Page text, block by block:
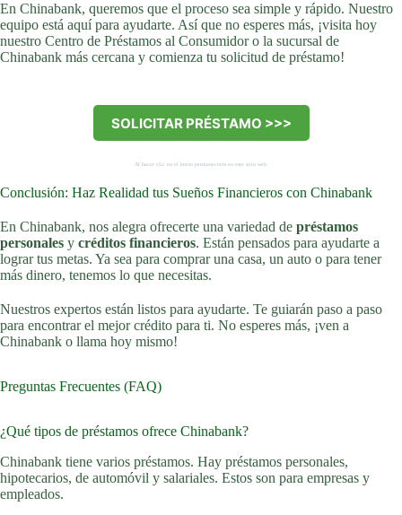
En Chinabank, queremos que el proceso sea simple y rápido. Nuestro
equipo está aquí para ayudarte. Así que no esperes más, ¡visita hoy
nuestro Centro de Préstamos al Consumidor o la sucursal de
Chinabank más cercana y comienza tu solicitud de préstamo!
SOLICITAR PRÉSTAMO >>>
Al hacer clic en el botón permanecerás en este sitio web.
Conclusión: Haz Realidad tus Sueños Financieros con Chinabank
En Chinabank, nos alegra ofrecerte una variedad de préstamos
personales y créditos financieros. Están pensados para ayudarte a
lograr tus metas. Ya sea para comprar una casa, un auto o para tener
más dinero, tenemos lo que necesitas.
Nuestros expertos están listos para ayudarte. Te guiarán paso a paso
para encontrar el mejor crédito para ti. No esperes más, ¡ven a
Chinabank o llama hoy mismo!
Preguntas Frecuentes (FAQ)
¿Qué tipos de préstamos ofrece Chinabank?
Chinabank tiene varios préstamos. Hay préstamos personales,
hipotecarios, de automóvil y salariales. Estos son para empresas y
empleados.